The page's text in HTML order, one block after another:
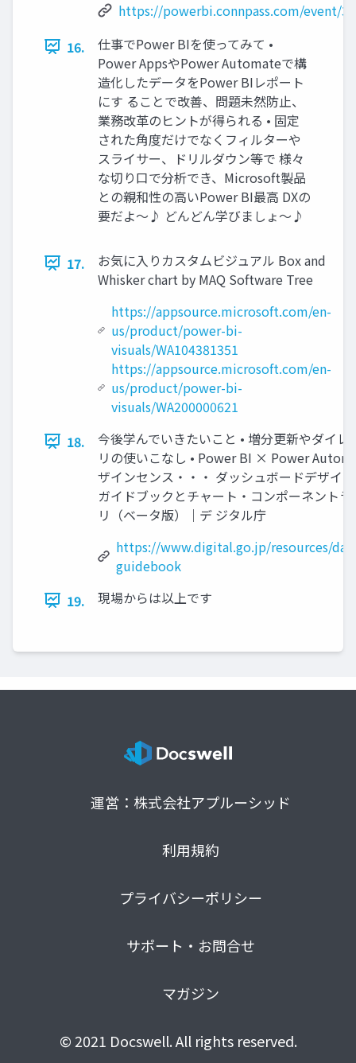
https://powerbi.connpass.com/event/
16.
仕事でPower BIを使ってみて •
Power AppsやPower Automateで構
造化したデータをPower BIレポート
にす ることで改善、問題未然防止、
業務改革のヒントが得られる • 固定
された角度だけでなくフィルターや
スライサー、ドリルダウン等で 様々
な切り口で分析でき、Microsoft製品
との親和性の高いPower BI最高 DXの
要だよ～♪ どんどん学びましょ〜♪
17.
お気に入りカスタムビジュアル Box and
Whisker chart by MAQ Software Tree
https://appsource.microsoft.com/en-
us/product/power-bi-
visuals/WA104381351
https://appsource.microsoft.com/en-
us/product/power-bi-
visuals/WA200000621
18.
今後学んでいきたいこと • 増分更新やダイレ
リの使いこなし • Power BI × Power
ザインセンス・・・ ダッシュボードデザイ
ガイドブックとチャート・コンポーネント
リ（ベータ版）｜デ ジタル庁
https://www.digital.go.jp/resources/
guidebook
19.
現場からは以上です
運営：株式会社アプルーシッド
利用規約
プライバシーポリシー
サポート・お問合せ
マガジン
© 2021 Docswell. All rights reserved.